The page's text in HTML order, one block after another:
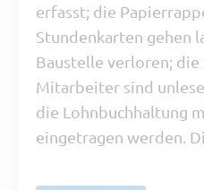
erfasst; die
Stundenkarten gehen
Baustelle verloren;
Mitarbeiter sind
die Lohnbuchhaltung
eingetragen werden.